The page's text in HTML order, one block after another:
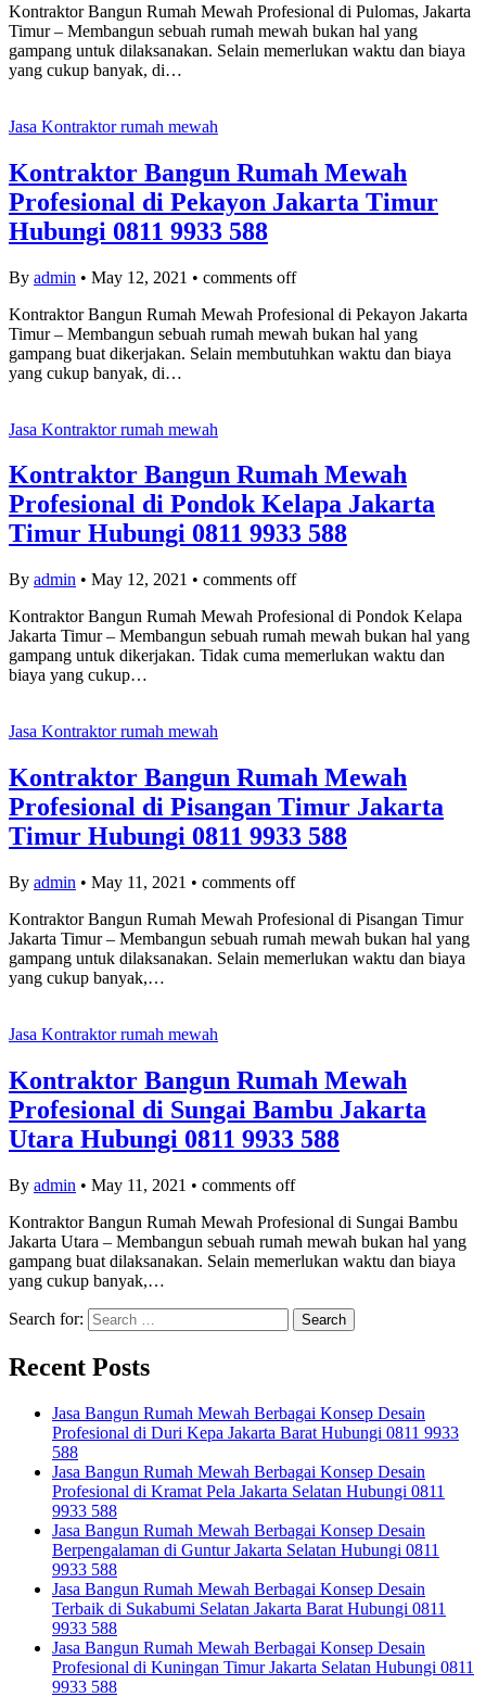
Kontraktor Bangun Rumah Mewah Profesional di Pulomas, Jakarta
Timur – Membangun sebuah rumah mewah bukan hal yang
gampang untuk dilaksanakan. Selain memerlukan waktu dan biaya
yang cukup banyak, di…
Jasa Kontraktor rumah mewah
Kontraktor Bangun Rumah Mewah
Profesional di Pekayon Jakarta Timur
Hubungi 0811 9933 588
By admin • May 12, 2021 • comments off
Kontraktor Bangun Rumah Mewah Profesional di Pekayon Jakarta
Timur – Membangun sebuah rumah mewah bukan hal yang
gampang buat dikerjakan. Selain membutuhkan waktu dan biaya
yang cukup banyak, di…
Jasa Kontraktor rumah mewah
Kontraktor Bangun Rumah Mewah
Profesional di Pondok Kelapa Jakarta
Timur Hubungi 0811 9933 588
By admin • May 12, 2021 • comments off
Kontraktor Bangun Rumah Mewah Profesional di Pondok Kelapa
Jakarta Timur – Membangun sebuah rumah mewah bukan hal yang
gampang untuk dikerjakan. Tidak cuma memerlukan waktu dan
biaya yang cukup…
Jasa Kontraktor rumah mewah
Kontraktor Bangun Rumah Mewah
Profesional di Pisangan Timur Jakarta
Timur Hubungi 0811 9933 588
By admin • May 11, 2021 • comments off
Kontraktor Bangun Rumah Mewah Profesional di Pisangan Timur
Jakarta Timur – Membangun sebuah rumah mewah bukan hal yang
gampang untuk dilaksanakan. Selain memerlukan waktu dan biaya
yang cukup banyak,…
Jasa Kontraktor rumah mewah
Kontraktor Bangun Rumah Mewah
Profesional di Sungai Bambu Jakarta
Utara Hubungi 0811 9933 588
By admin • May 11, 2021 • comments off
Kontraktor Bangun Rumah Mewah Profesional di Sungai Bambu
Jakarta Utara – Membangun sebuah rumah mewah bukan hal yang
gampang buat dilaksanakan. Selain memerlukan waktu dan biaya
yang cukup banyak,…
Search for:
Recent Posts
Jasa Bangun Rumah Mewah Berbagai Konsep Desain
Profesional di Duri Kepa Jakarta Barat Hubungi 0811 9933
588
Jasa Bangun Rumah Mewah Berbagai Konsep Desain
Profesional di Kramat Pela Jakarta Selatan Hubungi 0811
9933 588
Jasa Bangun Rumah Mewah Berbagai Konsep Desain
Berpengalaman di Guntur Jakarta Selatan Hubungi 0811
9933 588
Jasa Bangun Rumah Mewah Berbagai Konsep Desain
Terbaik di Sukabumi Selatan Jakarta Barat Hubungi 0811
9933 588
Jasa Bangun Rumah Mewah Berbagai Konsep Desain
Profesional di Kuningan Timur Jakarta Selatan Hubungi 0811
9933 588